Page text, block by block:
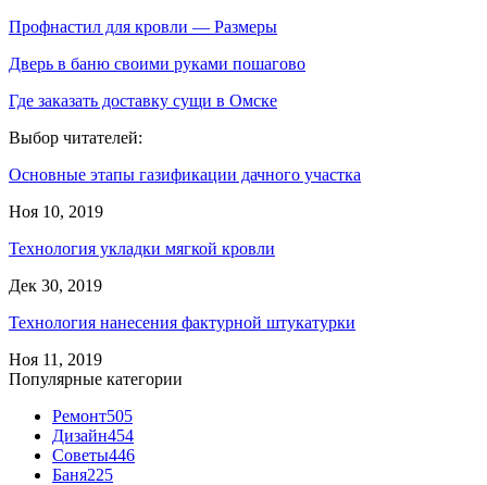
Профнастил для кровли — Размеры
Дверь в баню своими руками пошагово
Где заказать доставку сущи в Омске
Выбор читателей:
Основные этапы газификации дачного участка
Ноя 10, 2019
Технология укладки мягкой кровли
Дек 30, 2019
Технология нанесения фактурной штукатурки
Ноя 11, 2019
Популярные категории
Ремонт505
Дизайн454
Советы446
Баня225